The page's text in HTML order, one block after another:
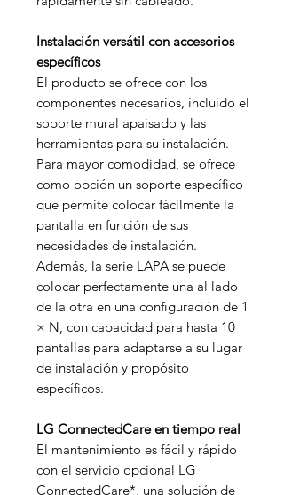
Instalación versátil con accesorios
específicos
El producto se ofrece con los
componentes necesarios, incluido el
soporte mural apaisado y las
herramientas para su instalación.
Para mayor comodidad, se ofrece
como opción un soporte específico
que permite colocar fácilmente la
pantalla en función de sus
necesidades de instalación.
Además, la serie LAPA se puede
colocar perfectamente una al lado
de la otra en una configuración de 1
× N, con capacidad para hasta 10
pantallas para adaptarse a su lugar
de instalación y propósito
específicos.
LG ConnectedCare en tiempo real
El mantenimiento es fácil y rápido
con el servicio opcional LG
ConnectedCare*, una solución de